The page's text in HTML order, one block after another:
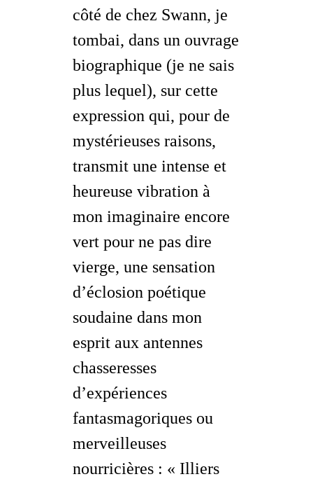
côté de chez Swann, je
tombai, dans un ouvrage
biographique (je ne sais
plus lequel), sur cette
expression qui, pour de
mystérieuses raisons,
transmit une intense et
heureuse vibration à
mon imaginaire encore
vert pour ne pas dire
vierge, une sensation
d’éclosion poétique
soudaine dans mon
esprit aux antennes
chasseresses
d’expériences
fantasmagoriques ou
merveilleuses
nourricières : « Illiers